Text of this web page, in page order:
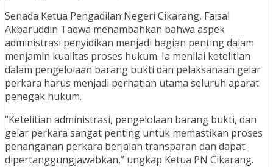
Senada Ketua Pengadilan Negeri Cikarang, Faisal
Akbaruddin Taqwa menambahkan bahwa aspek
administrasi penyidikan menjadi bagian penting dalam
menjamin kualitas proses hukum. Ia menilai ketelitian
dalam pengelolaan barang bukti dan pelaksanaan gelar
perkara harus menjadi perhatian utama seluruh aparat
penegak hukum.
“Ketelitian administrasi, pengelolaan barang bukti, dan
gelar perkara sangat penting untuk memastikan proses
penanganan perkara berjalan transparan dan dapat
dipertanggungjawabkan,” ungkap Ketua PN Cikarang.